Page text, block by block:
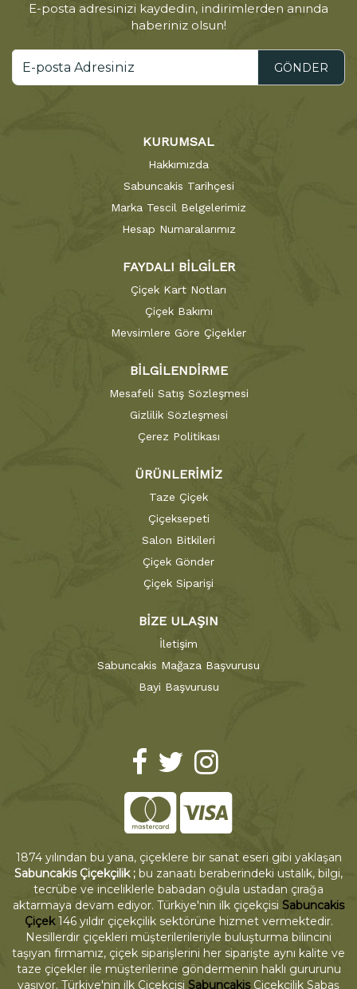
E-posta adresinizi kaydedin, indirimlerden anında
haberiniz olsun!
GÖNDER
KURUMSAL
Hakkımızda
Sabuncakis Tarihçesi
Marka Tescil Belgelerimiz
Hesap Numaralarımız
FAYDALI BİLGİLER
Çiçek Kart Notları
Çiçek Bakımı
Mevsimlere Göre Çiçekler
BİLGİLENDİRME
Mesafeli Satış Sözleşmesi
Gizlilik Sözleşmesi
Çerez Politikası
ÜRÜNLERİMİZ
Taze Çiçek
Çiçeksepeti
Salon Bitkileri
Çiçek Gönder
Çiçek Siparişi
BİZE ULAŞIN
İletişim
Sabuncakis Mağaza Başvurusu
Bayi Başvurusu
1874 yılından bu yana, çiçeklere bir sanat eseri gibi yaklaşan
Sabuncakis Çiçekçilik ; bu zanaatı beraberindeki ustalık, bilgi,
tecrübe ve inceliklerle babadan oğula ustadan çırağa
aktarmaya devam ediyor. Türkiye'nin ilk çiçekçisi Sabuncakis
Çiçek146 yıldır çiçekçilik sektörüne hizmet vermektedir.
Nesillerdir çiçekleri müşterilerileriyle buluşturma bilincini
taşıyan firmamız, çiçek siparişlerini her siparişte aynı kalite ve
taze çiçekler ile müşterilerine göndermenin haklı gururunu
yaşıyor. Türkiye'nin ilk Çiçekçisi SabuncakisÇiçekçilik Sabaş